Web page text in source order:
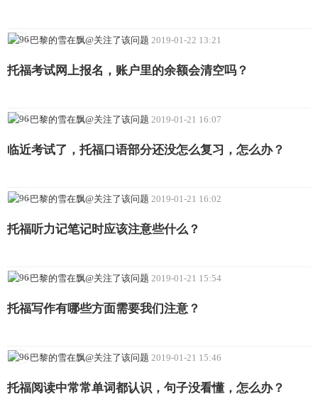
-巴黎的雪在飘@关注了该问题 2019-01-22 13:21
托福考试网上报名，账户里的余额会清空吗？
-巴黎的雪在飘@关注了该问题 2019-01-21 16:07
临近考试了，托福口语部分还没怎么复习，怎么办？
-巴黎的雪在飘@关注了该问题 2019-01-21 16:02
托福听力记笔记时应该注意些什么？
-巴黎的雪在飘@关注了该问题 2019-01-21 15:54
托福写作有哪些方面需要我们注意？
-巴黎的雪在飘@关注了该问题 2019-01-21 15:46
托福阅读中常常单词都认识，句子没看懂，怎么办？